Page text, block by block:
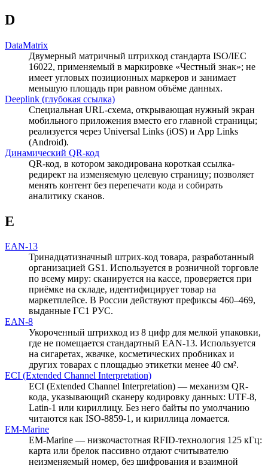
D
DataMatrix
Двумерный матричный штрихкод стандарта ISO/IEC
16022, применяемый в маркировке «Честный знак»; не
имеет угловых позиционных маркеров и занимает
меньшую площадь при равном объёме данных.
Deeplink (глубокая ссылка)
Специальная URL-схема, открывающая нужный экран
мобильного приложения вместо его главной страницы;
реализуется через Universal Links (iOS) и App Links
(Android).
Динамический QR-код
QR-код, в котором закодирована короткая ссылка-
редирект на изменяемую целевую страницу; позволяет
менять контент без перепечати кода и собирать
аналитику сканов.
E
EAN-13
Тринадцатизначный штрих-код товара, разработанный
организацией GS1. Используется в розничной торговле
по всему миру: сканируется на кассе, проверяется при
приёмке на складе, идентифицирует товар на
маркетплейсе. В России действуют префиксы 460–469,
выданные ГС1 РУС.
EAN-8
Укороченный штрихкод из 8 цифр для мелкой упаковки,
где не помещается стандартный EAN-13. Используется
на сигаретах, жвачке, косметических пробниках и
других товарах с площадью этикетки менее 40 см².
ECI (Extended Channel Interpretation)
ECI (Extended Channel Interpretation) — механизм QR-
кода, указывающий сканеру кодировку данных: UTF-8,
Latin-1 или кириллицу. Без него байты по умолчанию
читаются как ISO-8859-1, и кириллица ломается.
EM-Marine
EM-Marine — низкочастотная RFID-технология 125 кГц:
карта или брелок пассивно отдают считывателю
неизменяемый номер, без шифрования и взаимной